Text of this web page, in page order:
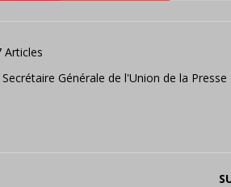
Articles
Générale de l'Union de la Presse